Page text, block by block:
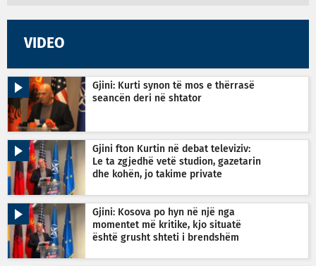
VIDEO
Gjini: Kurti synon të mos e thërrasë
seancën deri në shtator
Gjini fton Kurtin në debat televiziv:
Le ta zgjedhë vetë studion, gazetarin
dhe kohën, jo takime private
Gjini: Kosova po hyn në një nga
momentet më kritike, kjo situatë
është grusht shteti i brendshëm